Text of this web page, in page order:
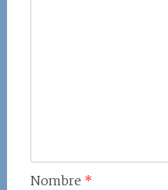
Nombre *